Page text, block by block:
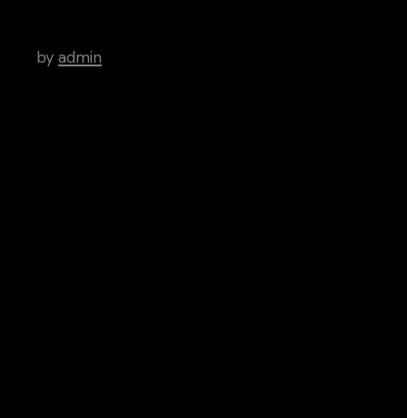
by admin